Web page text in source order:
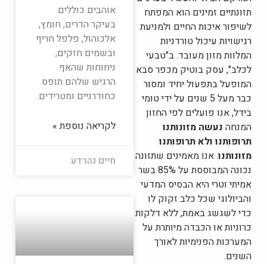
תזונתיים זמינים הוא המפתח
לשיפור איכות החיים ולמניעת
רגישויות עיכול טורדניות
המלוות מזון מעובד. ב"טבעי
לכלב", עסק בוטיק מכפר סבא
המופעל בתפעול יחיד ומסור
כבר מעל 5 שנים על ידי טומי
בידל, אנו פועלים לפי החזון
המנחה נעשה מזונותנו
תרופותנו ולא תרופותנו
מזונותנו. אנו מאמינים שתזונה
נכונה המבוססת על 85% בשר
אמיתי וטרי היא הבסיס המדעי
והביולוגי שכל כלב זקוק לו
כדי לשגשג באמת, ללא דלקות
כרוניות או הכבדה מיותרת על
המערכות הפנימיות לאורך
השנים.
אוהבים כוללים
בעיקר הדרים, חומץ,
אלכוהול, פלפל חריף
ובשמים חזקים,
ניחוחות שהאף
הרגיש שלהם תופס
כחודרניים ומטרידים.
לקריאה נוספת »
חיים נהרדע